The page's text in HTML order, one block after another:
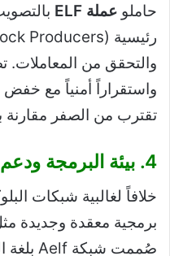
حاملو عملة ELF
والتحقق من المعاملات.
واستقراراً أمنياً مع
تقترب من الصفر مقارنة
4. بيئة البرمجة ودعم لغة C# ومحيط .NET
خلافاً لغالبية شبكات
صُممت شبكة Aelf بلغة البرمجة الشهيرة